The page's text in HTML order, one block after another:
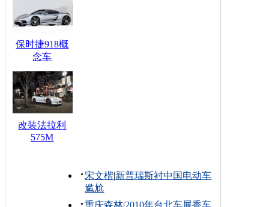
保时捷918概
念车
改装法拉利
575M
宋文楷|新普瑞斯衬中国电动车
尴尬